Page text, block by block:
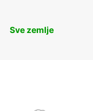
Sve zemlje